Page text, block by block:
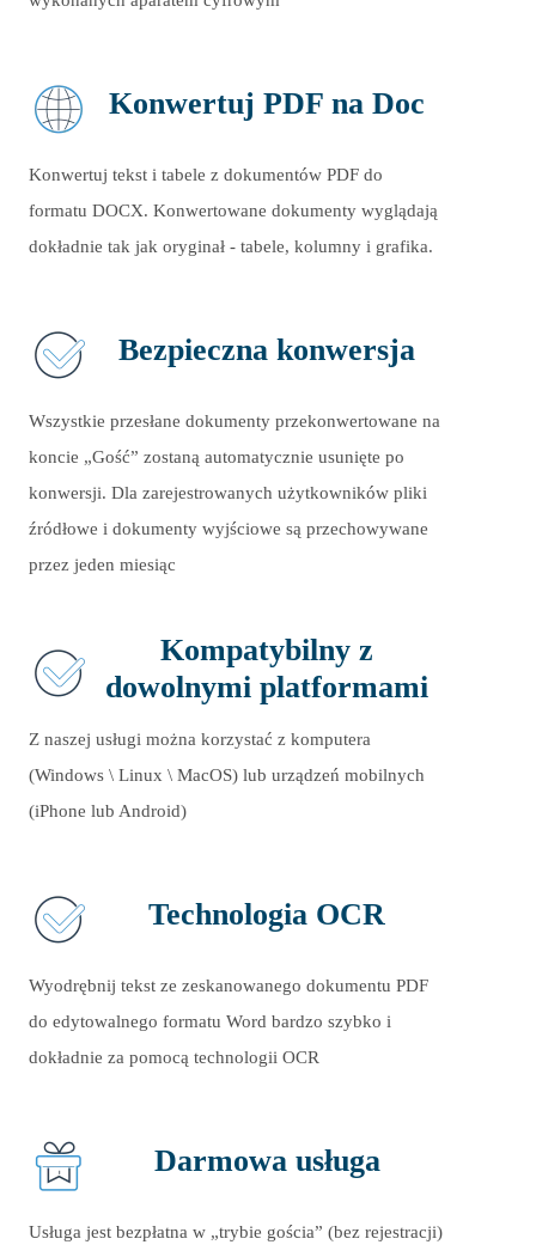
Konwertuj PDF na Doc
Konwertuj tekst i tabele z dokumentów PDF do
formatu DOCX. Konwertowane dokumenty wyglądają
dokładnie tak jak oryginał - tabele, kolumny i grafika.
Bezpieczna konwersja
Wszystkie przesłane dokumenty przekonwertowane na
koncie „Gość” zostaną automatycznie usunięte po
konwersji. Dla zarejestrowanych użytkowników pliki
źródłowe i dokumenty wyjściowe są przechowywane
przez jeden miesiąc
Kompatybilny z
dowolnymi platformami
Z naszej usługi można korzystać z komputera
(Windows \ Linux \ MacOS) lub urządzeń mobilnych
(iPhone lub Android)
Technologia OCR
Wyodrębnij tekst ze zeskanowanego dokumentu PDF
do edytowalnego formatu Word bardzo szybko i
dokładnie za pomocą technologii OCR
Darmowa usługa
Usługa jest bezpłatna w „trybie gościa” (bez rejestracji)